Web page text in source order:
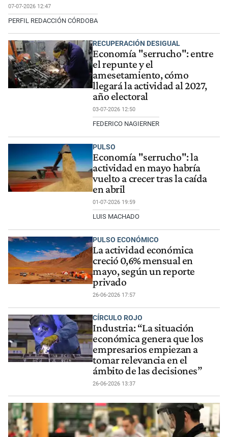
07-07-2026 12:47
PERFIL REDACCIÓN CÓRDOBA
RECUPERACIÓN DESIGUAL
Economía "serrucho": entre
el repunte y el
amesetamiento, cómo
llegará la actividad al 2027,
año electoral
03-07-2026 12:50
FEDERICO NAGIERNER
PULSO
Economía "serrucho": la
actividad en mayo habría
vuelto a crecer tras la caída
en abril
01-07-2026 19:59
LUIS MACHADO
PULSO ECONÓMICO
La actividad económica
creció 0,6% mensual en
mayo, según un reporte
privado
26-06-2026 17:57
CÍRCULO ROJO
Industria: “La situación
económica genera que los
empresarios empiezan a
tomar relevancia en el
ámbito de las decisiones”
26-06-2026 13:37